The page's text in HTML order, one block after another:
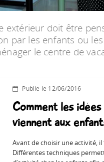
extérieur doit être
par les enfants ou
le centre de
Publié le 12/06/2016
Comment les
viennent aux
Avant de choisir une activité, il
Différentes techniques